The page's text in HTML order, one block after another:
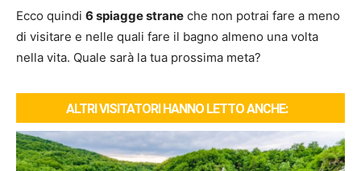
Ecco quindi 6 spiagge strane che non potrai fare a meno
di visitare e nelle quali fare il bagno almeno una volta
nella vita. Quale sarà la tua prossima meta?
ALTRI VISITATORI HANNO LETTO ANCHE: